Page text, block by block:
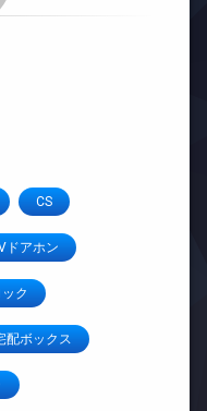
CS
ドアホン
ク
配ボックス